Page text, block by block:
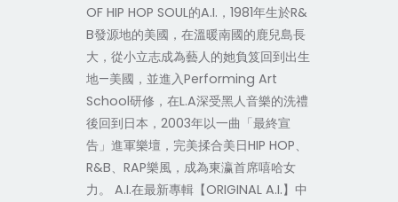
OF HIP HOP SOUL的A.I.，1981年生於R&
B發源地的美國，在溫暖南國的鹿兒島長
大，從小立志成為藝人的她負笈回到出生
地—美國，並進入Performing Art
School研修，在L.A深受黑人音樂的洗禮
後回到日本，2003年以一曲「最終宣
告」進軍樂壇，完美揉合美日HIP HOP、
R&B、RAP樂風，成為東瀛首席嘻哈女
力。 A.I.在最新專輯【ORIGINAL A.I.】中